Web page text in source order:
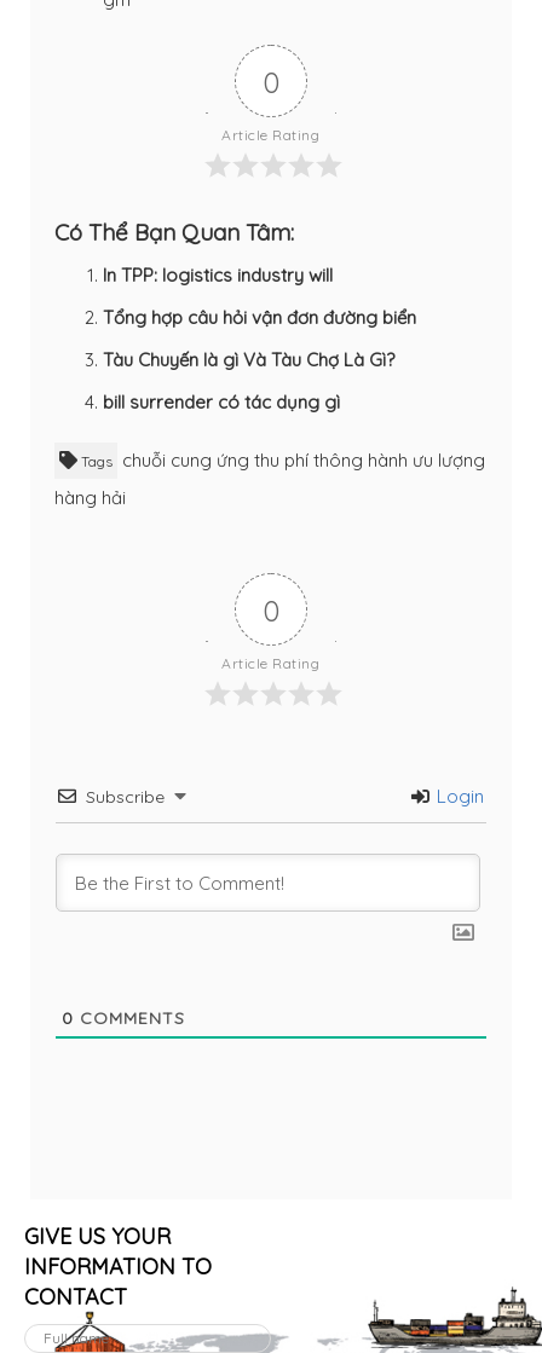
0
Article Rating
Có Thể Bạn Quan Tâm:
In TPP: logistics industry will
Tổng hợp câu hỏi vận đơn đường biển
Tàu Chuyến là gì Và Tàu Chợ Là Gì?
bill surrender có tác dụng gì
Tags chuỗi cung ứng thu phí thông hành ưu lượng
hàng hải
0
Article Rating
Subscribe Login
0 COMMENTS
GIVE US YOUR
INFORMATION TO
CONTACT